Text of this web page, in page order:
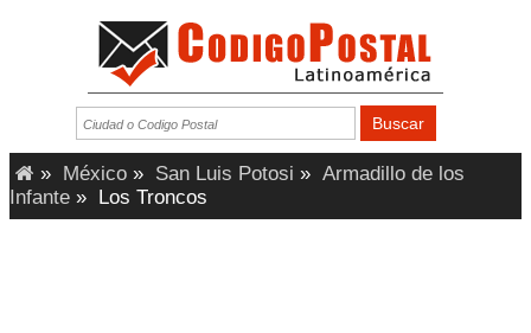
» México » San Luis Potosi » Armadillo de los
Infante » Los Troncos